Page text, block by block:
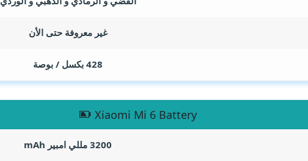
غير معروفة حتى الأن
428 بكسل / بوصة
Xiaomi Mi 6 Battery
3200 مللي امبير mAh